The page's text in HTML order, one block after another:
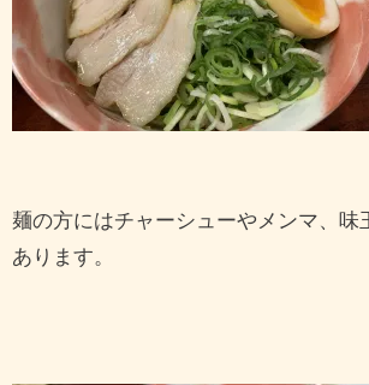
麺の方にはチャーシューやメンマ、味
あります。